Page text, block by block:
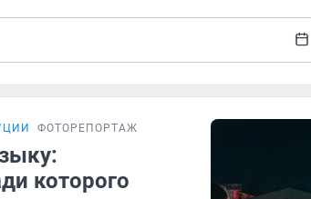
ФОТОРЕПОРТАЖ
которого